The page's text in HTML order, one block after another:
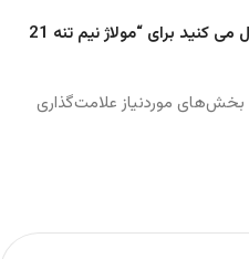
اولین نفری باشید که دیدگاهی را ارسال می کنید برای “مولاژ نیم تنه 21
بخش‌های موردنیاز علامت‌گذاری